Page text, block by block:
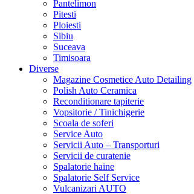
Pantelimon
Pitesti
Ploiesti
Sibiu
Suceava
Timisoara
Diverse
Magazine Cosmetice Auto Detailing
Polish Auto Ceramica
Reconditionare tapiterie
Vopsitorie / Tinichigerie
Scoala de soferi
Service Auto
Servicii Auto – Transporturi
Servicii de curatenie
Spalatorie haine
Spalatorie Self Service
Vulcanizari AUTO